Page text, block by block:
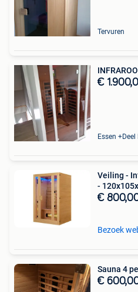
Tervuren
€
Essen
Veiling -
-
€
Bezoek
Sauna 4
€